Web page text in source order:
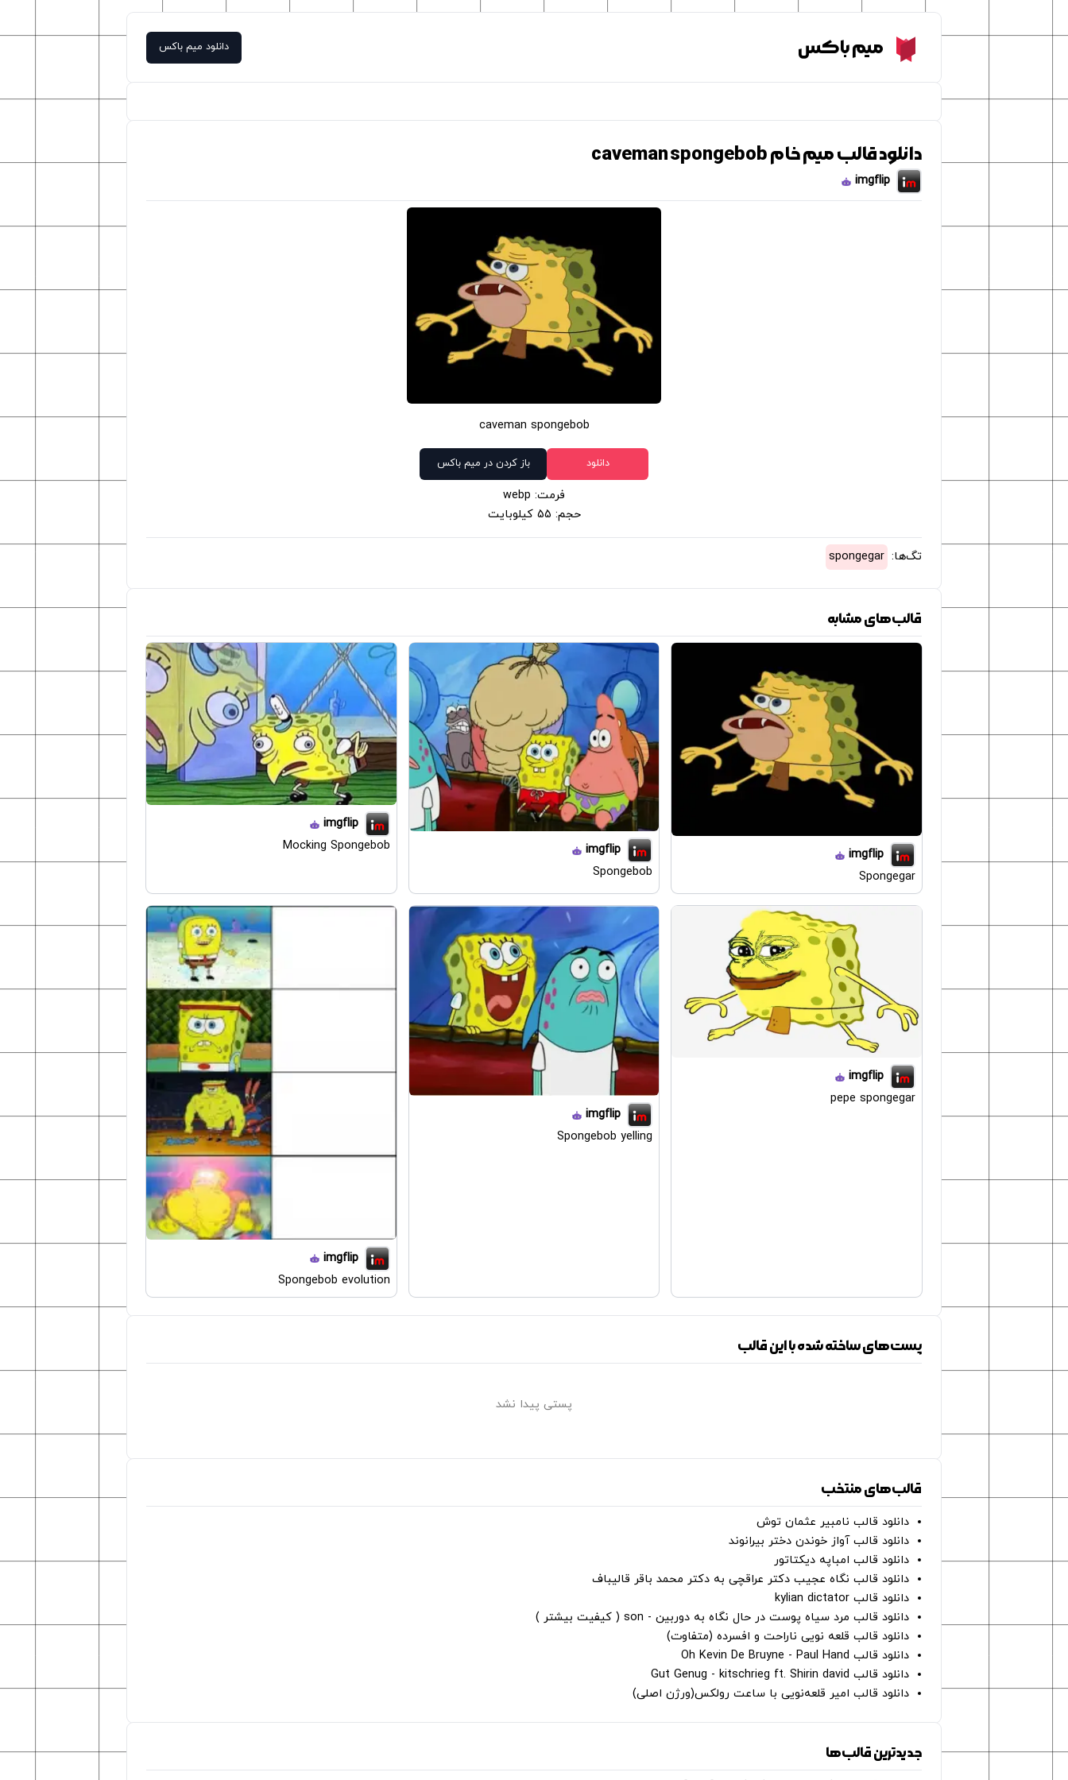
Meme Boxمیم باکس دانلود میم باکس
دانلود قالب میم خام caveman spongebob
imgflip
caveman spongebob
دانلود باز کردن در میم باکس
فرمت: webp
حجم: 55 کیلوبایت
تگ‌ها: spongegar
قالب‌های مشابه
imgflip
Spongegar
imgflip
Spongebob
imgflip
Mocking Spongebob
imgflip
pepe spongegar
imgflip
Spongebob yelling
imgflip
Spongebob evolution
پست‌های ساخته شده با این قالب
پستی پیدا نشد
قالب‌های منتخب
دانلود قالب نامبیر عثمان ‌توش
دانلود قالب آواز خوندن دختر بیرانوند
دانلود قالب امباپه دیکتاتور
دانلود قالب نگاه عجیب دکتر عراقچی به دکتر محمد باقر قالیباف
دانلود قالب kylian dictator
دانلود قالب مرد سیاه پوست در حال نگاه به دوربین - son ( کیفیت بیشتر )
دانلود قالب قلعه نویی ناراحت و افسرده (متفاوت)
دانلود قالب Oh Kevin De Bruyne - Paul Hand
دانلود قالب Gut Genug - kitschrieg ft. Shirin david
دانلود قالب امیر قلعه‌نویی با ساعت رولکس(ورژن اصلی)
جدیدترین قالب‌ها